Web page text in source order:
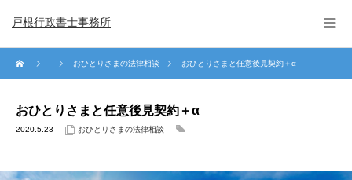
戸根行政書士事務所
おひとりさまの法律相談 おひとりさまと任意後見契約＋α
おひとりさまと任意後見契約＋α
2020.5.23 おひとりさまの法律相談